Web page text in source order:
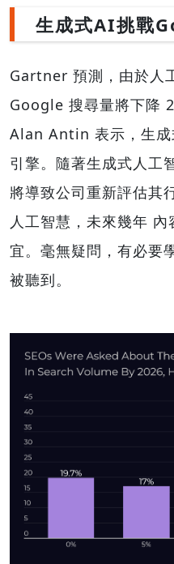
生成式AI挑戰
Gartner 預測，由於人
Google 搜尋量將下降
Alan Antin 表示，生成
引擎。隨著生成式人工
將導致公司重新評估其
人工智慧，未來幾年
宜。毫無疑問，有必要
被聽到。